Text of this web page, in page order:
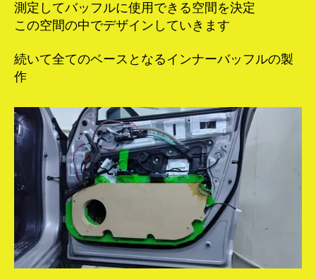
測定してバッフルに使用できる空間を決定
この空間の中でデザインしていきます
続いて全てのベースとなるインナーバッフルの製
作